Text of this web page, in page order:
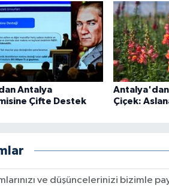
Antalya
Çifte Destek
Çiçek: